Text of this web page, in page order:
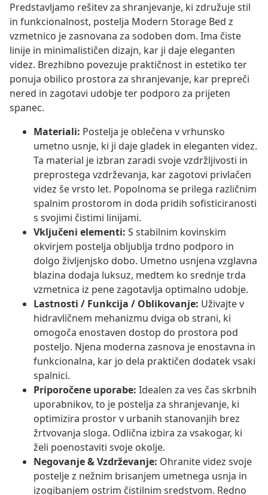
Predstavljamo rešitev za shranjevanje, ki združuje stil
in funkcionalnost, postelja Modern Storage Bed z
vzmetnico je zasnovana za sodoben dom. Ima čiste
linije in minimalističen dizajn, kar ji daje eleganten
videz. Brezhibno povezuje praktičnost in estetiko ter
ponuja obilico prostora za shranjevanje, kar prepreči
nered in zagotavi udobje ter podporo za prijeten
spanec.
Materiali: Postelja je oblečena v vrhunsko
umetno usnje, ki ji daje gladek in eleganten videz.
Ta material je izbran zaradi svoje vzdržljivosti in
preprostega vzdrževanja, kar zagotovi privlačen
videz še vrsto let. Popolnoma se prilega različnim
spalnim prostorom in doda pridih sofisticiranosti
s svojimi čistimi linijami.
Vključeni elementi: S stabilnim kovinskim
okvirjem postelja obljublja trdno podporo in
dolgo življenjsko dobo. Umetno usnjena vzglavna
blazina dodaja luksuz, medtem ko srednje trda
vzmetnica iz pene zagotavlja optimalno udobje.
Lastnosti / Funkcija / Oblikovanje: Uživajte v
hidravličnem mehanizmu dviga ob strani, ki
omogoča enostaven dostop do prostora pod
posteljo. Njena moderna zasnova je enostavna in
funkcionalna, kar jo dela praktičen dodatek vsaki
spalnici.
Priporočene uporabe: Idealen za ves čas skrbnih
uporabnikov, to je postelja za shranjevanje, ki
optimizira prostor v urbanih stanovanjih brez
žrtvovanja sloga. Odlična izbira za vsakogar, ki
želi poenostaviti svoje okolje.
Negovanje & Vzdrževanje: Ohranite videz svoje
postelje z nežnim brisanjem umetnega usnja in
izogibanjem ostrim čistilnim sredstvom. Redno